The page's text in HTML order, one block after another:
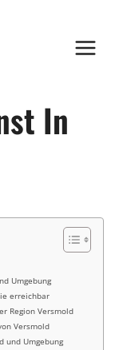
In
Umgebung
erreichbar
Region Versmold
Versmold
und Umgebung